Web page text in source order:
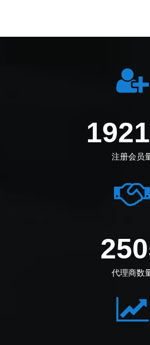
注册会员
代理商数